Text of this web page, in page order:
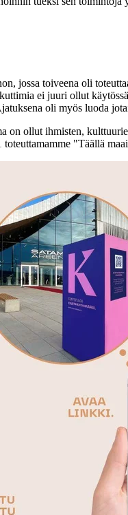
jossa toiveena oli
ei juuri ollut
oli myös luoda
on ollut ihmisten,
"Täällä